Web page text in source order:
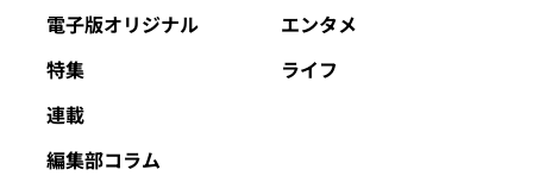
電子版オリジナル
特集
連載
編集部コラム
エンタメ
ライフ